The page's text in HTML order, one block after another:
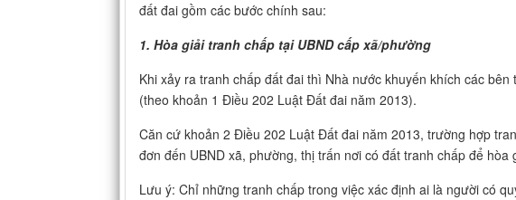
đất đai gồm các bước chính sau:
1. Hòa giải tranh chấp tại UBND cấp xã/phường
Khi xảy ra tranh chấp đất đai thì Nhà nước khuyến khích các
(theo khoản 1 Điều 202 Luật Đất đai năm 2013).
Căn cứ khoản 2 Điều 202 Luật Đất đai năm 2013, trường hợp
đơn đến UBND xã, phường, thị trấn nơi có đất tranh chấp để hòa
Lưu ý: Chỉ những tranh chấp trong việc xác định ai là người có